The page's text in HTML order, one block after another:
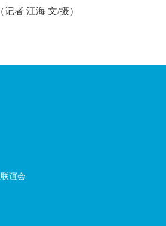
者 江海 文/摄）
谊会